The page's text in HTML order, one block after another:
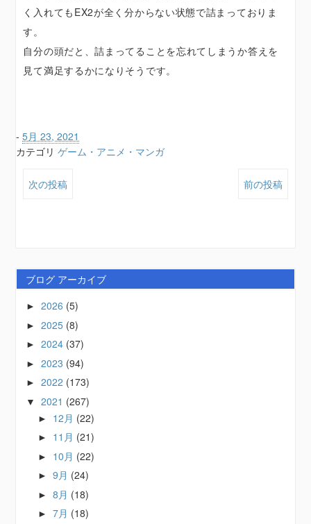
く入れてもEX2が全く分からない状態で詰まっておりま
す。
自分の頭だと、詰まってることを忘れてしまうか答えを
見て満足するかになりそうです。
-5月 23, 2021
カテゴリゲーム・アニメ・マンガ
次の投稿 前の投稿
ブログ アーカイブ
►2026 (5)
►2025 (8)
►2024 (37)
►2023 (94)
►2022 (173)
▼2021 (267)
► 12月 (22)
► 11月 (21)
► 10月 (22)
►9月 (24)
►8月 (18)
►7月 (18)